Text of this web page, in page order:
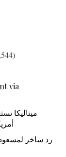
via
ميتاليكا
رد ساخر